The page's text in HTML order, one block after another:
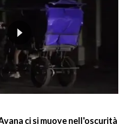
ci si muove nell'oscurità